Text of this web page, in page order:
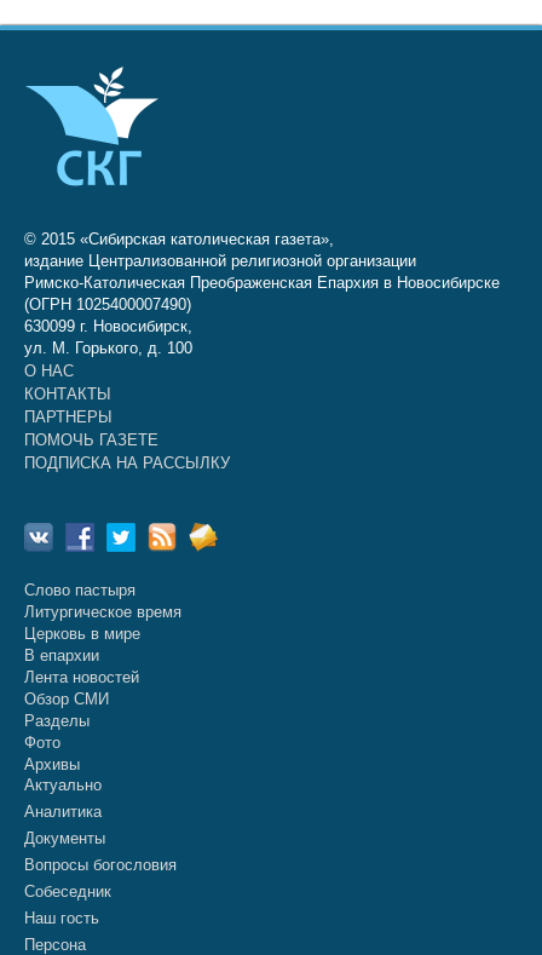
© 2015 «Сибирская католическая газета»,
издание Централизованной религиозной организации
Римско-Католическая Преображенская Епархия в Новосибирске
(ОГРН 1025400007490)
630099 г. Новосибирск,
ул. М. Горького, д. 100
О НАС
КОНТАКТЫ
ПАРТНЕРЫ
ПОМОЧЬ ГАЗЕТЕ
ПОДПИСКА НА РАССЫЛКУ
Слово пастыря
Литургическое время
Церковь в мире
В епархии
Лента новостей
Обзор СМИ
Разделы
Фото
Архивы
Актуально
Аналитика
Документы
Вопросы богословия
Собеседник
Наш гость
Персона